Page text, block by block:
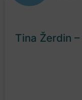
Tina Žerdin